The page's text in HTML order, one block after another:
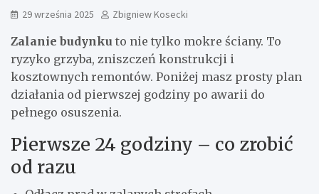
29 września 2025 Zbigniew Kosecki
Zalanie budynku to nie tylko mokre ściany. To
ryzyko grzyba, zniszczeń konstrukcji i
kosztownych remontów. Poniżej masz prosty plan
działania od pierwszej godziny po awarii do
pełnego osuszenia.
Pierwsze 24 godziny – co zrobić
od razu